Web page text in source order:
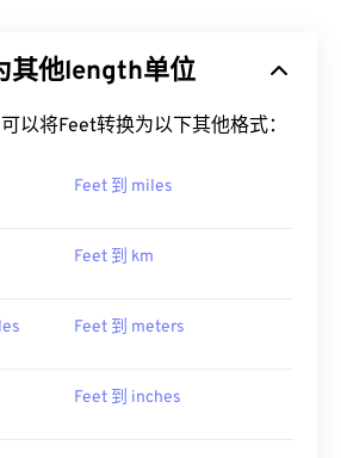
其他length单位
以将Feet转换为以下其他格式：
Feet 到 miles
Feet 到 km
Feet 到 meters
Feet 到 inches